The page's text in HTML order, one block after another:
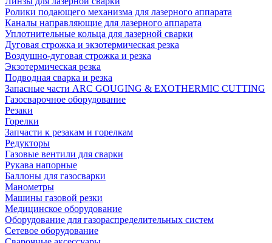
Ролики подающего механизма для лазерного аппарата
Каналы направляющие для лазерного аппарата
Уплотнительные кольца для лазерной сварки
Дуговая строжка и экзотермическая резка
Воздушно-дуговая строжка и резка
Экзотермическая резка
Подводная сварка и резка
Запасные части ARC GOUGING & EXOTHERMIC CUTTING
Газосварочное оборудование
Резаки
Горелки
Запчасти к резакам и горелкам
Редукторы
Газовые вентили для сварки
Рукава напорные
Баллоны для газосварки
Манометры
Машины газовой резки
Медицинское оборудование
Оборудование для газораспределительных систем
Сетевое оборудование